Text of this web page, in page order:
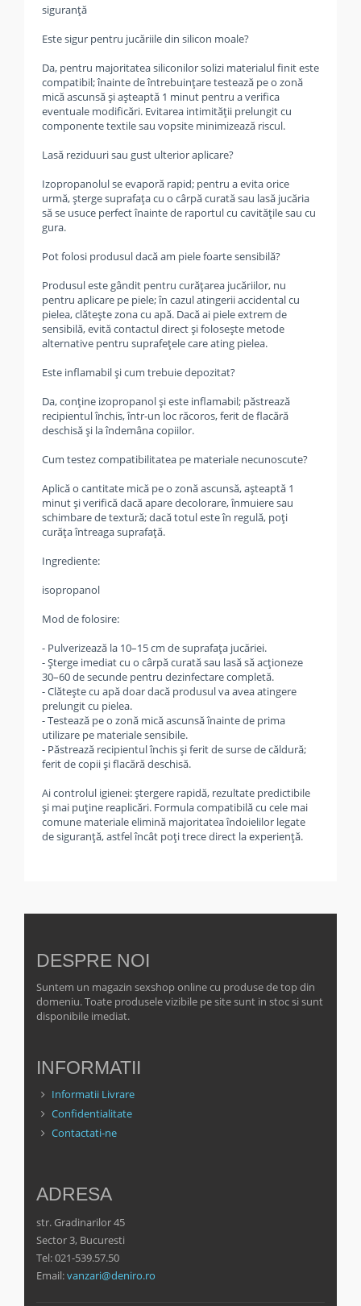
siguranță
Este sigur pentru jucăriile din silicon moale?
Da, pentru majoritatea siliconilor solizi materialul finit este
compatibil; înainte de întrebuințare testează pe o zonă
mică ascunsă și așteaptă 1 minut pentru a verifica
eventuale modificări. Evitarea intimității prelungit cu
componente textile sau vopsite minimizează riscul.
Lasă reziduuri sau gust ulterior aplicare?
Izopropanolul se evaporă rapid; pentru a evita orice
urmă, șterge suprafața cu o cârpă curată sau lasă jucăria
să se usuce perfect înainte de raportul cu cavitățile sau cu
gura.
Pot folosi produsul dacă am piele foarte sensibilă?
Produsul este gândit pentru curățarea jucăriilor, nu
pentru aplicare pe piele; în cazul atingerii accidental cu
pielea, clătește zona cu apă. Dacă ai piele extrem de
sensibilă, evită contactul direct și folosește metode
alternative pentru suprafețele care ating pielea.
Este inflamabil și cum trebuie depozitat?
Da, conține izopropanol și este inflamabil; păstrează
recipientul închis, într-un loc răcoros, ferit de flacără
deschisă și la îndemâna copiilor.
Cum testez compatibilitatea pe materiale necunoscute?
Aplică o cantitate mică pe o zonă ascunsă, așteaptă 1
minut și verifică dacă apare decolorare, înmuiere sau
schimbare de textură; dacă totul este în regulă, poți
curăța întreaga suprafață.
Ingrediente:
isopropanol
Mod de folosire:
- Pulverizează la 10–15 cm de suprafața jucăriei.
- Șterge imediat cu o cârpă curată sau lasă să acționeze
30–60 de secunde pentru dezinfectare completă.
- Clătește cu apă doar dacă produsul va avea atingere
prelungit cu pielea.
- Testează pe o zonă mică ascunsă înainte de prima
utilizare pe materiale sensibile.
- Păstrează recipientul închis și ferit de surse de căldură;
ferit de copii și flacără deschisă.
Ai controlul igienei: ștergere rapidă, rezultate predictibile
și mai puține reaplicări. Formula compatibilă cu cele mai
comune materiale elimină majoritatea îndoielilor legate
de siguranță, astfel încât poți trece direct la experiență.
DESPRE NOI
Suntem un magazin sexshop online cu produse de top din
domeniu. Toate produsele vizibile pe site sunt in stoc si sunt
disponibile imediat.
INFORMATII
Informatii Livrare
Confidentialitate
Contactati-ne
ADRESA
str. Gradinarilor 45
Sector 3, Bucuresti
Tel: 021-539.57.50
Email:vanzari@deniro.ro